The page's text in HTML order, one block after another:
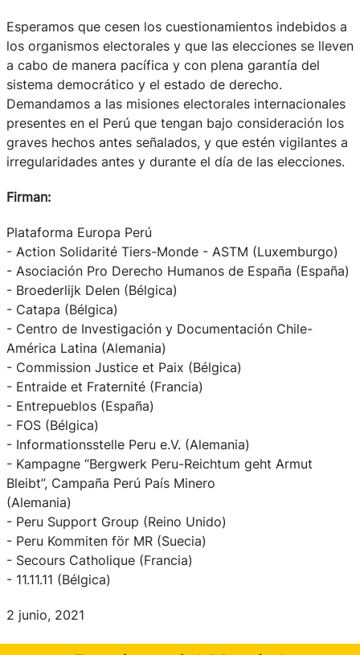
Esperamos que cesen los cuestionamientos indebidos a
los organismos electorales y que las elecciones se lleven
a cabo de manera pacífica y con plena garantía del
sistema democrático y el estado de derecho.
Demandamos a las misiones electorales internacionales
presentes en el Perú que tengan bajo consideración los
graves hechos antes señalados, y que estén vigilantes a
irregularidades antes y durante el día de las elecciones.
Firman:
Plataforma Europa Perú
- Action Solidarité Tiers-Monde - ASTM (Luxemburgo)
- Asociación Pro Derecho Humanos de España (España)
- Broederlijk Delen (Bélgica)
- Catapa (Bélgica)
- Centro de Investigación y Documentación Chile-
América Latina (Alemania)
- Commission Justice et Paix (Bélgica)
- Entraide et Fraternité (Francia)
- Entrepueblos (España)
- FOS (Bélgica)
- Informationsstelle Peru e.V. (Alemania)
- Kampagne “Bergwerk Peru-Reichtum geht Armut
Bleibt”, Campaña Perú País Minero
(Alemania)
- Peru Support Group (Reino Unido)
- Peru Kommiten för MR (Suecia)
- Secours Catholique (Francia)
- 11.11.11 (Bélgica)
2 junio, 2021